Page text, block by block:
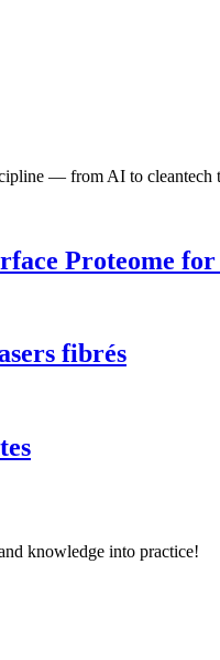
— from AI to cleantech
Proteome
fibrés
knowledge into practice!